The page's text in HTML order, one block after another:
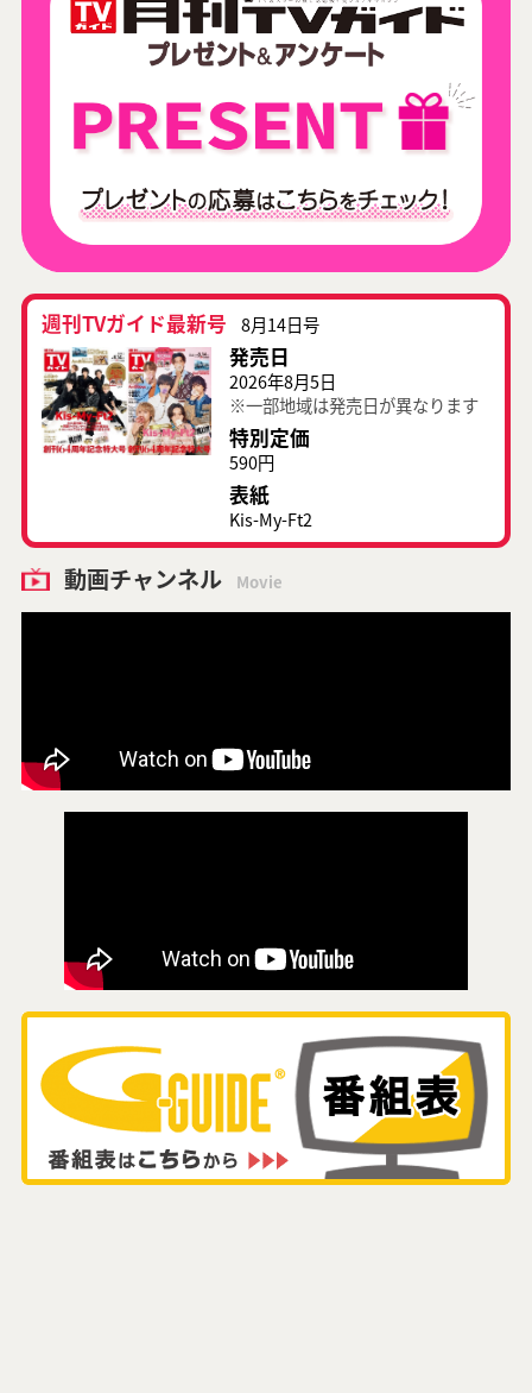
週刊TVガイド最新号 8月14日号
発売日
2026年8月5日
※一部地域は発売日が異なります
特別定価
590円
表紙
Kis-My-Ft2
動画チャンネル Movie